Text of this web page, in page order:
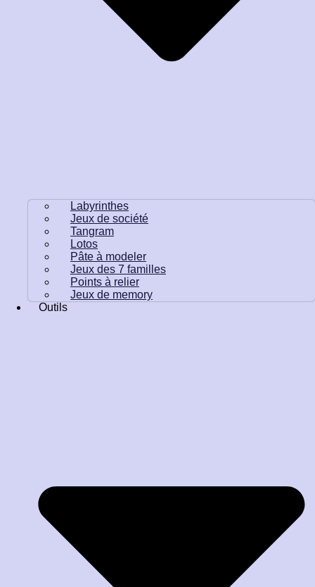
Labyrinthes
Jeux de société
Tangram
Lotos
Pâte à modeler
Jeux des 7 familles
Points à relier
Jeux de memory
Outils